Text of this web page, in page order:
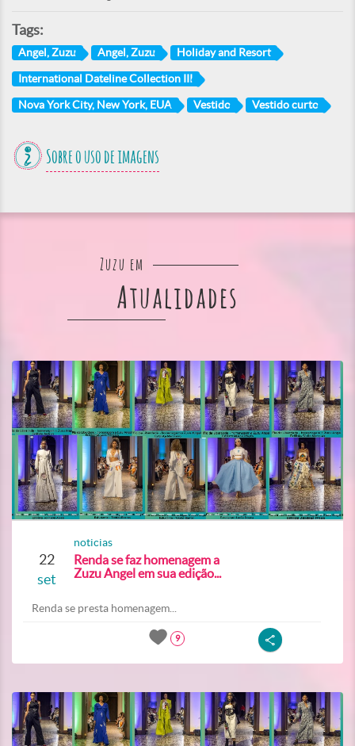
Tags:
Angel, Zuzu Angel, Zuzu Holiday and Resort
International Dateline Collection III
Nova York City, New York, EUA Vestido Vestido curto
Sobre o uso de imagens
Zuzu em
Atualidades
22
set
noticias
Renda se faz homenagem a
Zuzu Angel em sua edição...
Renda se presta homenagem...
9